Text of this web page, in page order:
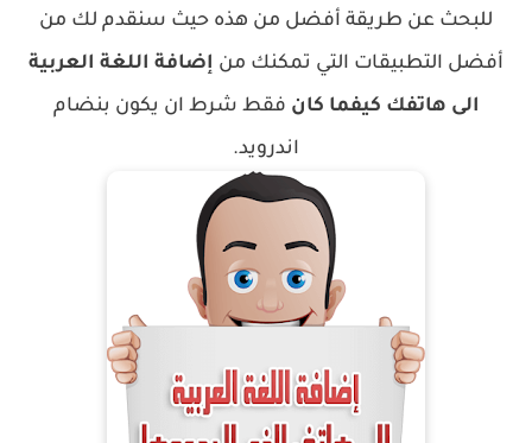
للبحث عن طريقة أفضل من هذه حيث سنقدم لك من
أفضل التطبيقات التي تمكنك منإضافة اللغة العربية
الى هاتفك كيفما كانفقط شرط ان يكون بنضام
اندرويد.